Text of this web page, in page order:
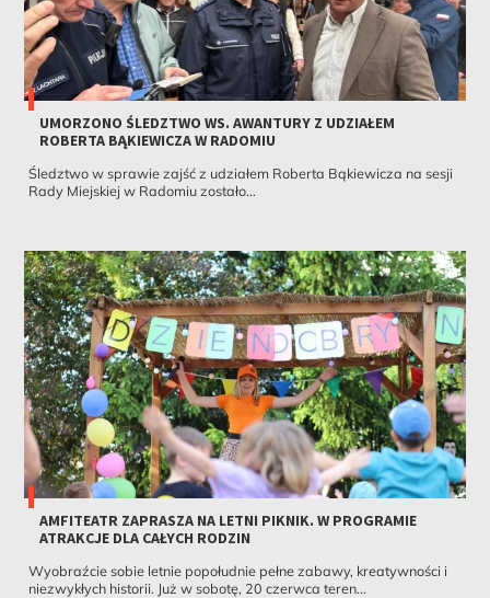
UMORZONO ŚLEDZTWO WS. AWANTURY Z UDZIAŁEM
ROBERTA BĄKIEWICZA W RADOMIU
Śledztwo w sprawie zajść z udziałem Roberta Bąkiewicza na sesji
Rady Miejskiej w Radomiu zostało...
AMFITEATR ZAPRASZA NA LETNI PIKNIK. W PROGRAMIE
ATRAKCJE DLA CAŁYCH RODZIN
Wyobraźcie sobie letnie popołudnie pełne zabawy, kreatywności i
niezwykłych historii. Już w sobotę, 20 czerwca teren...